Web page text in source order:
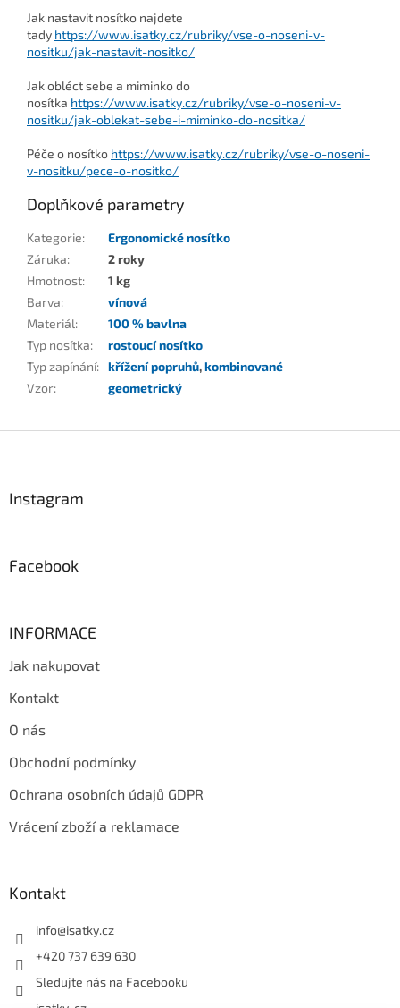
Jak nastavit nosítko najdete
tady https://www.isatky.cz/rubriky/vse-o-noseni-v-
nositku/jak-nastavit-nositko/
Jak obléct sebe a miminko do
nosítka https://www.isatky.cz/rubriky/vse-o-noseni-v-
nositku/jak-oblekat-sebe-i-miminko-do-nositka/
Péče o nosítko https://www.isatky.cz/rubriky/vse-o-noseni-
v-nositku/pece-o-nositko/
Doplňkové parametry
Kategorie:
Ergonomické nosítko
Záruka:
2 roky
Hmotnost:
1 kg
Barva:
vínová
Materiál:
100 % bavlna
Typ nosítka:
rostoucí nosítko
Typ zapínání: křížení popruhů,kombinované
Vzor: geometrický
Instagram
Facebook
INFORMACE
Jak nakupovat
Kontakt
O nás
Obchodní podmínky
Ochrana osobních údajů GDPR
Vrácení zboží a reklamace
Kontakt
info@isatky.cz
+420 737 639 630
Sledujte nás na Facebooku